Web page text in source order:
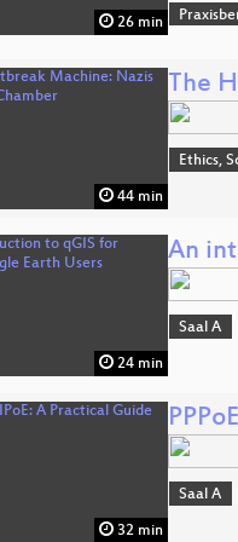
26 min
44 min
The
Ethics,
24 min
An
Saal A
32 min
Saal A